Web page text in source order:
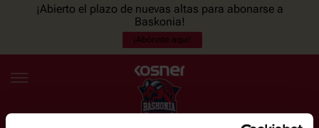
¡Abierto el plazo de nuevas altas para abonarse a
Baskonia!
¡Abónate aquí!